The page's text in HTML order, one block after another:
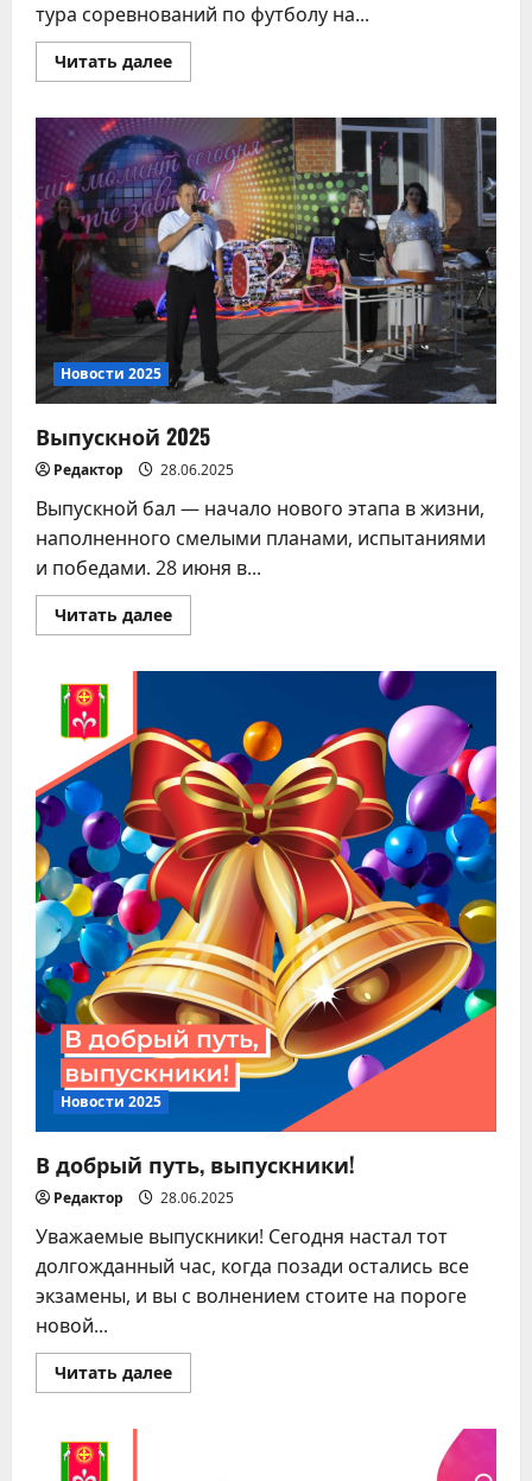
тура соревнований по футболу на...
Читать далееПрочитать
больше
по
футболу
на
Кубок
главы
Каневского
района
Новости 2025
Выпускной 2025
Редактор 28.06.2025
Выпускной бал — начало нового этапа в жизни,
наполненного смелыми планами, испытаниями
и победами. 28 июня в...
Читать далееПрочитать
больше
Новости 2025
В добрый путь, выпускники!
Редактор 28.06.2025
Уважаемые выпускники! Сегодня настал тот
долгожданный час, когда позади остались все
экзамены, и вы с волнением стоите на пороге
новой...
Читать далееПрочитать
больше